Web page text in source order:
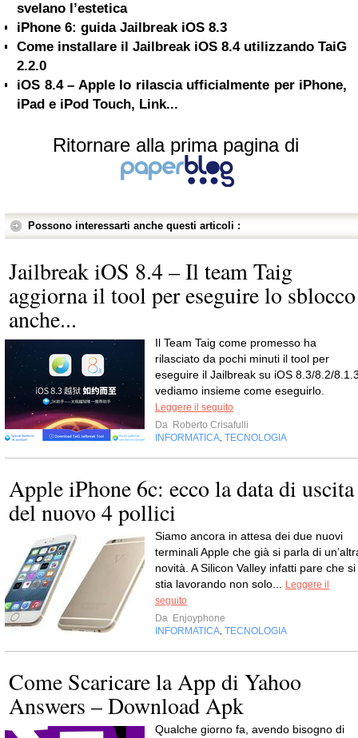
svelano l’estetica
iPhone 6: guida Jailbreak iOS 8.3
Come installare il Jailbreak iOS 8.4 utilizzando TaiG
2.2.0
iOS 8.4 – Apple lo rilascia ufficialmente per iPhone,
iPad e iPod Touch, Link...
Ritornare alla prima pagina di
Possono interessarti anche questi articoli :
Jailbreak iOS 8.4 – Il team Taig
aggiorna il tool per eseguire lo sblocco
anche...
Il Team Taig come promesso ha
rilasciato da pochi minuti il tool per
eseguire il Jailbreak su iOS 8.3/8.2/
vediamo insieme come eseguirlo.
Leggere il seguito
Da Roberto Crisafulli
INFORMATICA TECNOLOGIA
Apple iPhone 6c: ecco la data di uscita
del nuovo 4 pollici
Siamo ancora in attesa dei due nuovi
terminali Apple che già si parla di
novità. A Silicon Valley infatti pare che si
stia lavorando non solo...
Leggere il
seguito
Da Enjoyphone
INFORMATICA TECNOLOGIA
Come Scaricare la App di Yahoo
Answers – Download Apk
Qualche giorno fa, avendo bisogno di